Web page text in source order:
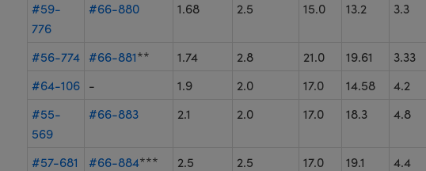
#59-
776
#66-880 1.68 2.5 15.0 13.2 3.3
#56-774 #66-881** 1.74 2.8 21.0 19.61 3.33
#64-106 - 1.9 2.0 17.0 14.58 4.2
#55-
569
#66-883 2.1 2.0 17.0 18.3 4.8
#57-681 #66-884*** 2.5 2.5 17.0 19.1 4.4